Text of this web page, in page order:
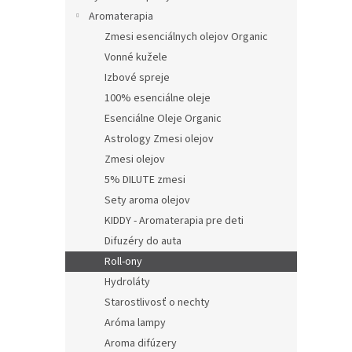
Aromaterapia
Zmesi esenciálnych olejov Organic
Vonné kužele
Izbové spreje
100% esenciálne oleje
Esenciálne Oleje Organic
Astrology Zmesi olejov
Zmesi olejov
5% DILUTE zmesi
Sety aroma olejov
KIDDY - Aromaterapia pre deti
Difuzéry do auta
Roll-ony
Hydroláty
Starostlivosť o nechty
Aróma lampy
Aroma difúzery